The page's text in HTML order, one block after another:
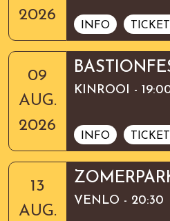
2026
INFO
09
AUG.
2026
KINROOI -
INFO
13
AUG.
VENLO - 20:30